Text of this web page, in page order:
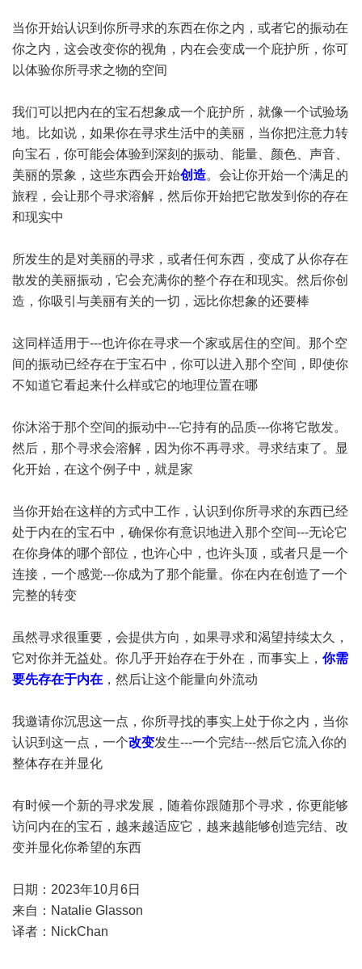
当你开始认识到你所寻求的东西在你之内，或者它的振动在
你之内，这会改变你的视角，内在会变成一个庇护所，你可
以体验你所寻求之物的空间
我们可以把内在的宝石想象成一个庇护所，就像一个试验场
地。比如说，如果你在寻求生活中的美丽，当你把注意力转
向宝石，你可能会体验到深刻的振动、能量、颜色、声音、
美丽的景象，这些东西会开始创造。会让你开始一个满足的
旅程，会让那个寻求溶解，然后你开始把它散发到你的存在
和现实中
所发生的是对美丽的寻求，或者任何东西，变成了从你存在
散发的美丽振动，它会充满你的整个存在和现实。然后你创
造，你吸引与美丽有关的一切，远比你想象的还要棒
这同样适用于---也许你在寻求一个家或居住的空间。那个空
间的振动已经存在于宝石中，你可以进入那个空间，即使你
不知道它看起来什么样或它的地理位置在哪
你沐浴于那个空间的振动中---它持有的品质---你将它散发。
然后，那个寻求会溶解，因为你不再寻求。寻求结束了。显
化开始，在这个例子中，就是家
当你开始在这样的方式中工作，认识到你所寻求的东西已经
处于内在的宝石中，确保你有意识地进入那个空间---无论它
在你身体的哪个部位，也许心中，也许头顶，或者只是一个
连接，一个感觉---你成为了那个能量。你在内在创造了一个
完整的转变
虽然寻求很重要，会提供方向，如果寻求和渴望持续太久，
它对你并无益处。你几乎开始存在于外在，而事实上， 你需
要先存在于内在 ，然后让这个能量向外流动
我邀请你沉思这一点，你所寻找的事实上处于你之内，当你
认识到这一点，一个改变发生---一个完结---然后它流入你的
整体存在并显化
有时候一个新的寻求发展，随着你跟随那个寻求，你更能够
访问内在的宝石，越来越适应它，越来越能够创造完结、改
变并显化你希望的东西
日期：2023年10月6日
来自：Natalie Glasson
译者：NickChan